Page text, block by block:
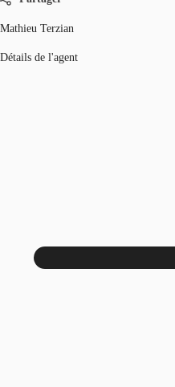
Mathieu Terzian
Détails de l'agent